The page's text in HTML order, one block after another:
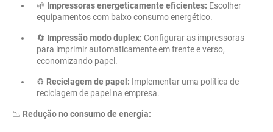
🌱 Impressoras energeticamente eficientes: Escolher
equipamentos com baixo consumo energético.
🔄 Impressão modo duplex: Configurar as impressoras
para imprimir automaticamente em frente e verso,
economizando papel.
♻️ Reciclagem de papel: Implementar uma política de
reciclagem de papel na empresa.
📉 Redução no consumo de energia: